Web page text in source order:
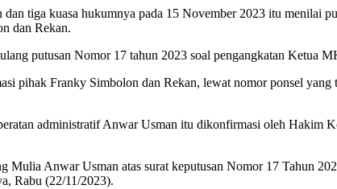
tiga kuasa hukumnya pada 15 November 2023 itu menilai
dan Rekan.
putusan Nomor 17 tahun 2023 soal pengangkatan Ketua
pihak Franky Simbolon dan Rekan, lewat nomor ponsel
administratif Anwar Usman itu dikonfirmasi oleh Hakim
Mulia Anwar Usman atas surat keputusan Nomor 17 Tahun
Rabu (22/11/2023).